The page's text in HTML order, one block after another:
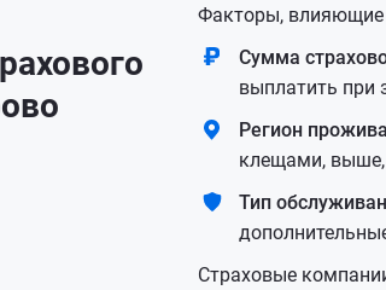
Факторы, влияющие
Cумма
выплатить при
Регион
клещами, выше,
Тип
Страховые